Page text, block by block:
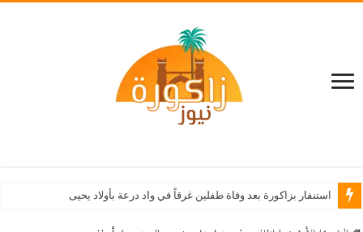
استنفار بزاكورة بعد وفاة طفلين غرقاً في واد درعة بأولاد يحيى لكراير